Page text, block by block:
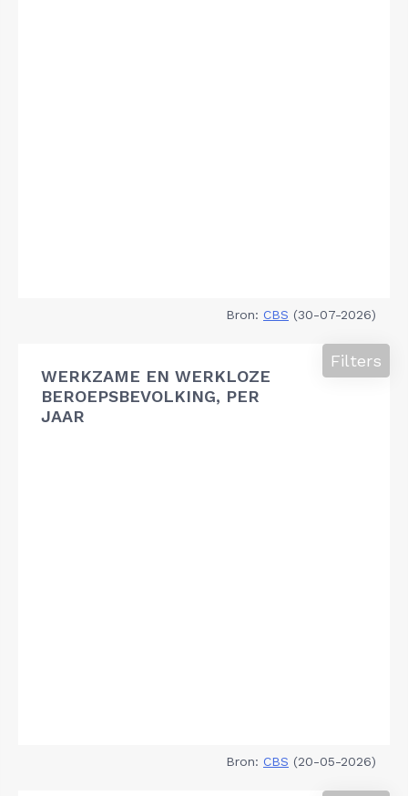
Bron: CBS (30-07-2026)
WERKZAME EN WERKLOZE
BEROEPSBEVOLKING, PER
JAAR
Filters
Bron: CBS (20-05-2026)